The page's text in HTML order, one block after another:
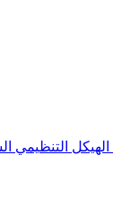
الهيكل التنظيمي